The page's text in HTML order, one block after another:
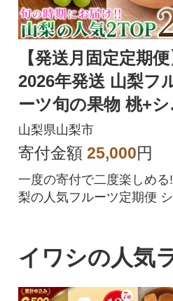
【発送月固定定期便
2026年発送 山梨フ
ーツ旬の果物 桃+シ
インマスカット 全2
山梨県山梨市
寄付金額 25,000円
一度の寄付で二度楽しめる
梨の人気フルーツ定期便
イワシの人気